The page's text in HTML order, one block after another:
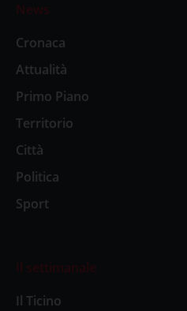
News
Cronaca
Attualità
Primo Piano
Territorio
Città
Politica
Sport
Il settimanale
Il Ticino